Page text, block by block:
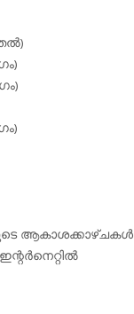
ആകാശക്കാഴ്ചകള്‍